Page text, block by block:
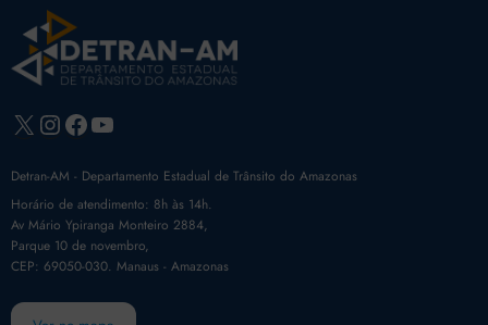
X Instagram
Facebook
Youtube
Detran-AM - Departamento Estadual de Trânsito do Amazonas
Horário de atendimento: 8h às 14h.
Av Mário Ypiranga Monteiro 2884,
Parque 10 de novembro,
CEP: 69050-030. Manaus - Amazonas